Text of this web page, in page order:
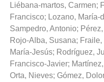
Liébana-martos, Carmen;
Francisco; Lozano, María-
Sampedro, Antonio;
Rojo-Alba, Susana;
María-Jesús; Rodríguez,
Francisco-Javier;
Orta, Nieves; Gómez,